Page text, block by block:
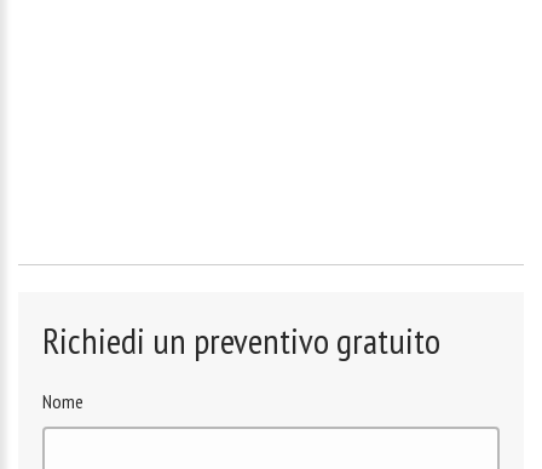
Richiedi un preventivo gratuito
Nome